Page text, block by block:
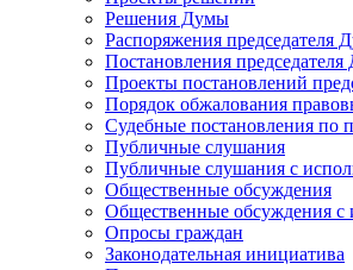
Решения Думы
Распоряжения председателя
Постановления
Проекты постановлений
Порядок обжалования
Судебные постановления по
Публичные слушания
Публичные слушания с
Общественные обсуждения
Общественные обсуждения
Опросы граждан
Законодательная инициатива